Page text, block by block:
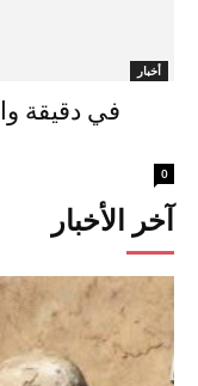
أخبار
في دقيقة
0
آخر الأخبار